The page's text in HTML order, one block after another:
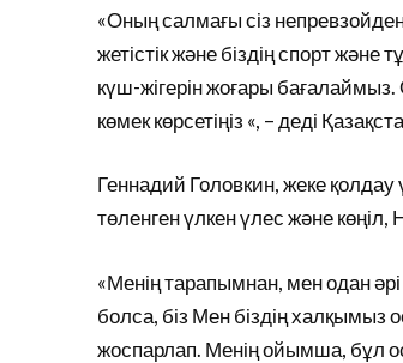
«Оның салмағы сіз
жетістік және біздің спорт
күш-жігерін жоғары бағалаймыз.
көмек көрсетіңіз «, – деді
Геннадий Головкин, жеке қолдау
төленген үлкен үлес және
«Менің тарапымнан, мен одан
болса, біз Мен біздің
жоспарлап. Менің ойымша, бұл